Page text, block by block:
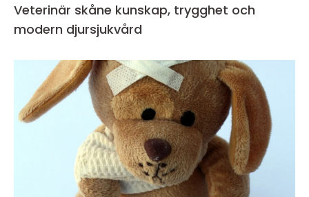
Veterinär skåne kunskap, trygghet och
modern djursjukvård